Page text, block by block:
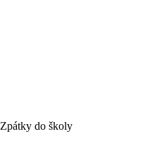
Zpátky do školy